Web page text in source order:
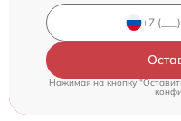
Нажимая на кнопку